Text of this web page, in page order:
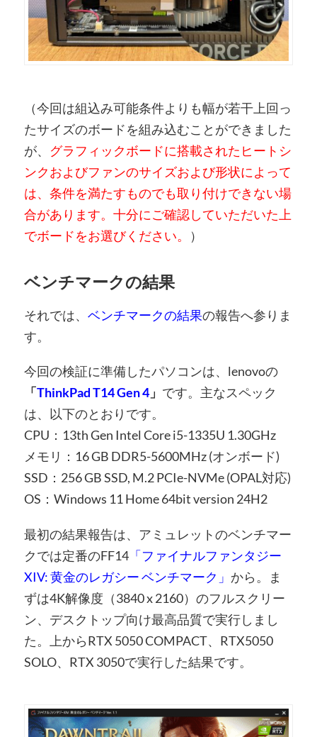
（今回は組込み可能条件よりも幅が若干上回っ
たサイズのボードを組み込むことができました
が、
グラフィックボードに搭載されたヒートシ
ンクおよびファンのサイズおよび形状によって
は、条件を満たすものでも取り付けできない場
合があります。十分にご確認していただいた上
でボードをお選びください。
）
ベンチマークの結果
それでは、 ベンチマークの結果の報告へ参りま
す。
今回の検証に準備したパソコンは、lenovoの
「ThinkPad T14 Gen 4」 です。主なスペック
は、以下のとおりです。
CPU：13th Gen Intel Core i5-1335U 1.30GHz
メモリ：16 GB DDR5-5600MHz (オンボード)
SSD：256 GB SSD, M.2 PCIe-NVMe (OPAL対応)
OS：Windows 11 Home 64bit version 24H2
最初の結果報告は、アミュレットのベンチマー
クでは定番のFF14「ファイナルファンタジー
XIV: 黄金のレガシー ベンチマーク」 から。ま
ずは4K解像度（3840 x 2160）のフルスクリー
ン、デスクトップ向け最高品質で実行しまし
た。上からRTX 5050 COMPACT、RTX5050
SOLO、RTX 3050で実行した結果です。